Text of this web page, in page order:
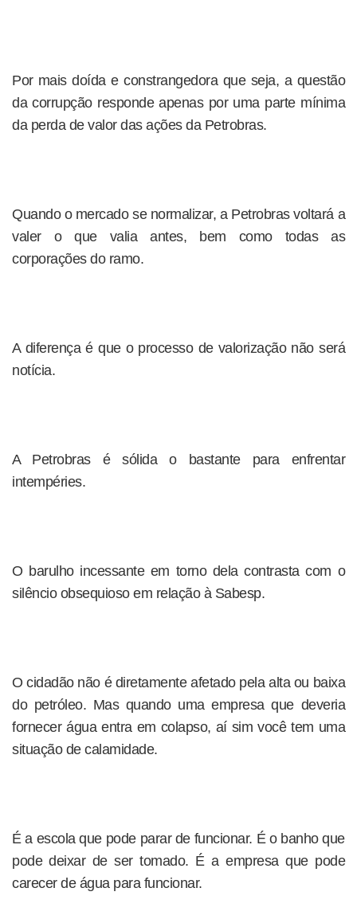
Por mais doída e constrangedora que seja, a questão
da corrupção responde apenas por uma parte mínima
da perda de valor das ações da Petrobras.
Quando o mercado se normalizar, a Petrobras voltará a
valer o que valia antes, bem como todas as
corporações do ramo.
A diferença é que o processo de valorização não será
notícia.
A Petrobras é sólida o bastante para enfrentar
intempéries.
O barulho incessante em torno dela contrasta com o
silêncio obsequioso em relação à Sabesp.
O cidadão não é diretamente afetado pela alta ou baixa
do petróleo. Mas quando uma empresa que deveria
fornecer água entra em colapso, aí sim você tem uma
situação de calamidade.
É a escola que pode parar de funcionar. É o banho que
pode deixar de ser tomado. É a empresa que pode
carecer de água para funcionar.